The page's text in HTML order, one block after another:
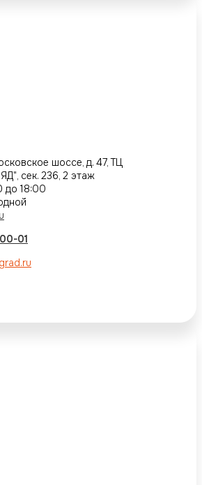
шоссе, д. 47, ТЦ
сек. 236, 2 этаж
до 18:00
01